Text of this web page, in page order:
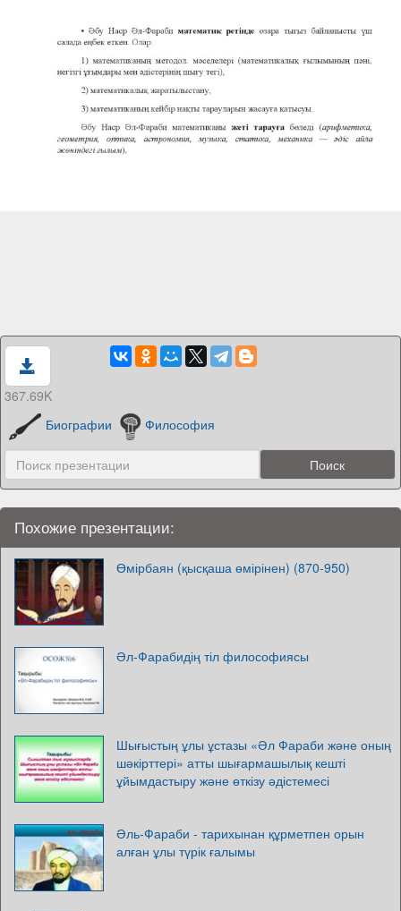
367.69K
Биографии
Философия
Похожие презентации:
Өмірбаян (қысқаша өмірінен) (870-950)
Әл-Фарабидің тіл философиясы
Шығыстың ұлы ұстазы «Әл Фараби және оның
шәкірттері» атты шығармашылық кешті
ұйымдастыру және өткізу әдістемесі
Әль-Фараби - тарихынан құрметпен орын
алған ұлы түрік ғалымы